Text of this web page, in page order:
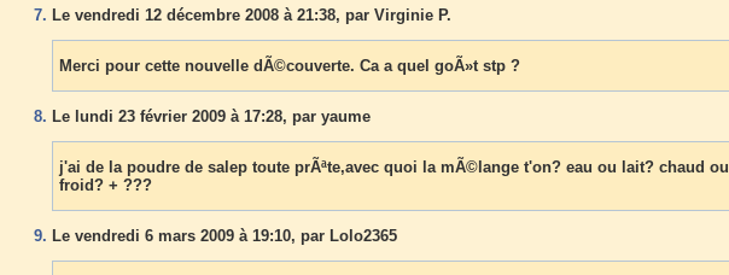
7. Le vendredi 12 décembre 2008 à 21:38, par Virginie P.
Merci pour cette nouvelle dÃ©couverte. Ca a quel goÃ»t stp ?
8. Le lundi 23 février 2009 à 17:28, par yaume
j'ai de la poudre de salep toute prÃªte,avec quoi la mÃ©lange t'on? eau ou lait? chaud ou
froid? + ???
9. Le vendredi 6 mars 2009 à 19:10, par Lolo2365